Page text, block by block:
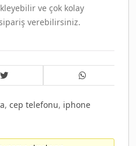
ve çok kolay
verebilirsiniz.
, cep telefonu, iphone